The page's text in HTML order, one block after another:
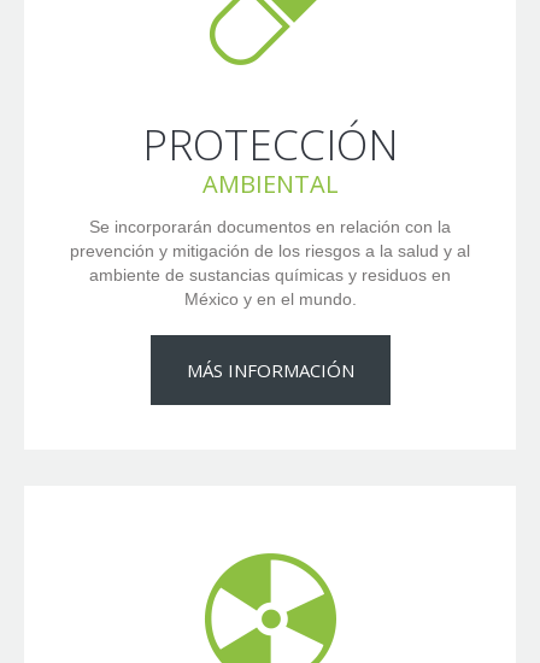
PROTECCIÓN
AMBIENTAL
Se incorporarán documentos en relación con la
prevención y mitigación de los riesgos a la salud y al
ambiente de sustancias químicas y residuos en
México y en el mundo.
MÁS INFORMACIÓN